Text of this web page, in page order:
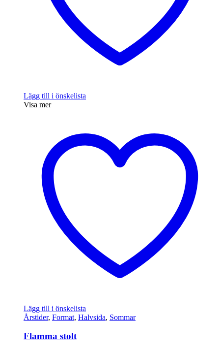
Lägg till i önskelista
Visa mer
Lägg till i önskelista
Årstider, Format, Halvsida, Sommar
Flamma stolt